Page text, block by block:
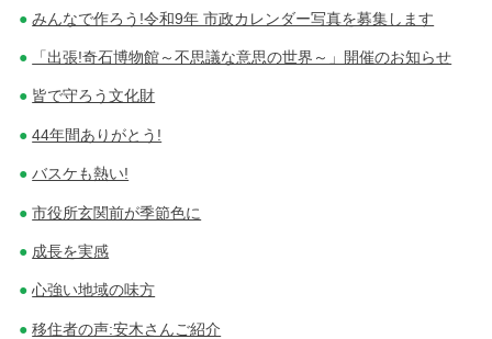
みんなで作ろう!令和9年 市政カレンダー写真を募集します
「出張!奇石博物館～不思議な意思の世界～」開催のお知らせ
皆で守ろう文化財
44年間ありがとう!
バスケも熱い!
市役所玄関前が季節色に
成長を実感
心強い地域の味方
移住者の声:安木さんご紹介